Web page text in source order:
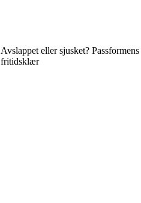
Avslappet eller sjusket?
fritidsklær